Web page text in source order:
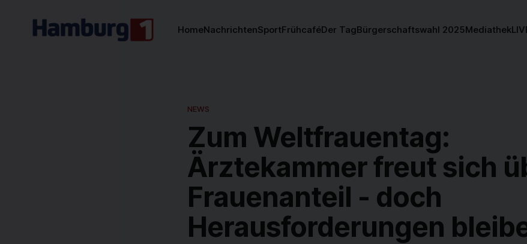
HomeNachrichtenSportFrühcaféDer TagBürgerschaftswahl 2025Mediathek
NEWS
Zum Weltfrauentag:
Ärztekammer freut sich
Frauenanteil - doch
Herausforderungen